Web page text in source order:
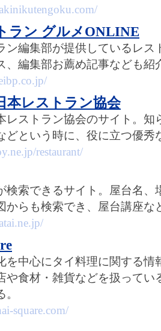
ラン グルメONLINE
ン編集部が提供しているレ
、編集部お薦め記事なども紹
本レストラン協会
レストラン協会のサイト。
どという時に、役に立つ優
restaurant/
検索できるサイト。屋台名、
からも検索でき、屋台講座な
を中心にタイ料理に関する
や食材・雑貨などを扱って
square.com/